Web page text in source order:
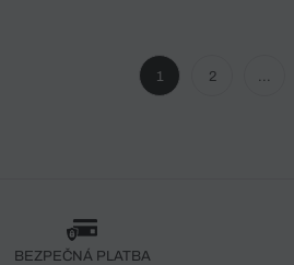
1 2 ...
BEZPEČNÁ PLATBA